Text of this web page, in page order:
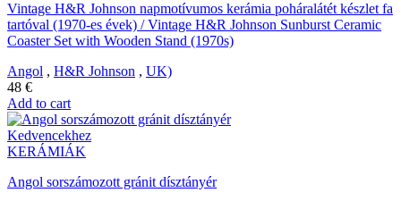
Vintage H&R Johnson napmotívumos kerámia poháralátét készlet fa
tartóval (1970-es évek) / Vintage H&R Johnson Sunburst Ceramic
Coaster Set with Wooden Stand (1970s)
Angol , H&R Johnson , UK)
48 €
Add to cart
Kedvencekhez
KERÁMIÁK
Angol sorszámozott gránit dísztányér